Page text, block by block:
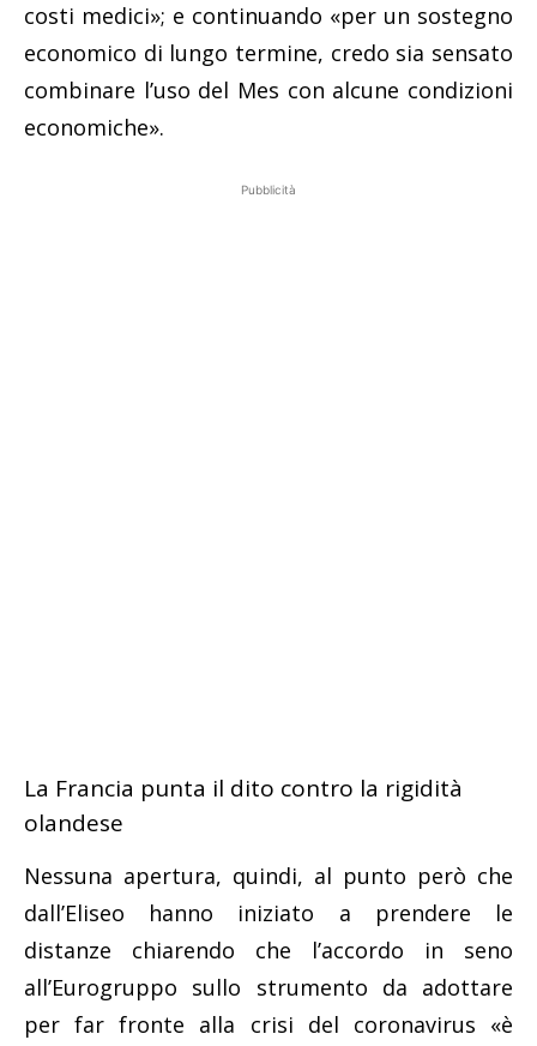
costi medici»; e continuando «per un sostegno
economico di lungo termine, credo sia sensato
combinare l’uso del Mes con alcune condizioni
economiche».
Pubblicità
La Francia punta il dito contro la rigidità
olandese
Nessuna apertura, quindi, al punto però che
dall’Eliseo hanno iniziato a prendere le
distanze chiarendo che l’accordo in seno
all’Eurogruppo sullo strumento da adottare
per far fronte alla crisi del coronavirus «è